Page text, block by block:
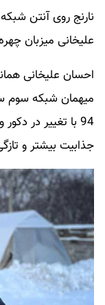
نارنج روی آنتن
علیخانی میزبان
احسان علیخانی
میهمان شبکه سوم
94 با تغییر در
جذابیت بیشتر و